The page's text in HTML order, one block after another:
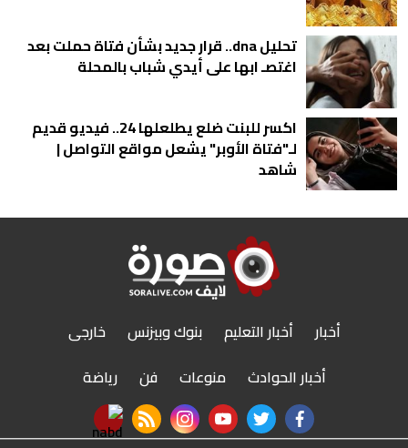
تحليل dna.. قرار جديد بشأن فتاة حملت بعد
اغتصـ ابها على أيدي شباب بالمحلة
اكسر للبنت ضلع يطلعلها 24.. فيديو قديم
لـ"فتاة الأوبر" يشعل مواقع التواصل |
شاهد
أخبار أخبار التعليم بنوك وبيزنس
خارجى
أخبار الحوادث
منوعات فن
رياضة
facebook
twitter
youtube
instagram
rss feed
nabd app